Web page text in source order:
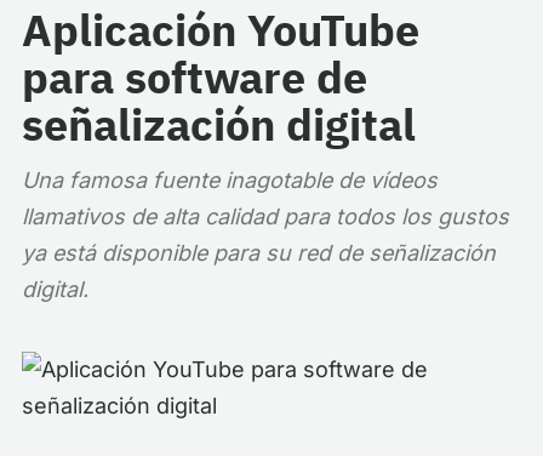
Aplicación YouTube
para software de
señalización digital
Una famosa fuente inagotable de vídeos
llamativos de alta calidad para todos los gustos
ya está disponible para su red de señalización
digital.